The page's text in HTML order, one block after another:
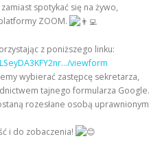
spotykać się na żywo,
ZOOM.
z poniższego linku:
viewform
wybierać zastępcę sekretarza,
tajnego formularza Google.
rozesłane osobą uprawnionym
i do zobaczenia!